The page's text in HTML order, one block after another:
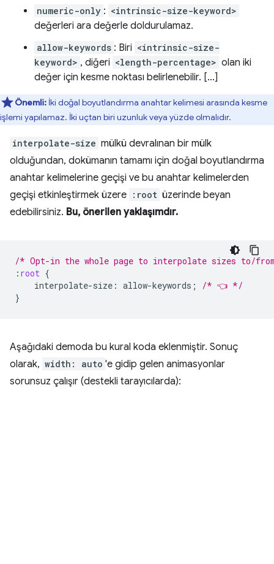
numeric-only : <intrinsic-size-keyword>
değerleri ara değerle doldurulamaz.
allow-keywords : Biri <intrinsic-size-
keyword> , diğeri <length-percentage> olan iki
değer için kesme noktası belirlenebilir. […]
Önemli: İki doğal boyutlandırma anahtar kelimesi arasında kesme
işlemi yapılamaz. İki uçtan biri uzunluk veya yüzde olmalıdır.
interpolate-size mülkü devralınan bir mülk
olduğundan, dokümanın tamamı için doğal boyutlandırma
anahtar kelimelerine geçişi ve bu anahtar kelimelerden
geçişi etkinleştirmek üzere :root üzerinde beyan
edebilirsiniz. Bu, önerilen yaklaşımdır.
/* Opt-in the whole page to interpolate sizes to/
: root {
interpolate-size : allow-keywords ;
/* 👈 */
}
Aşağıdaki demoda bu kural koda eklenmiştir. Sonuç
olarak, width: auto 'e gidip gelen animasyonlar
sorunsuz çalışır (destekli tarayıcılarda):